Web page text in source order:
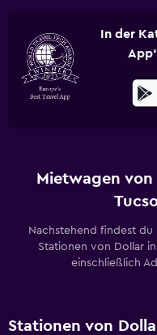
In der
Mietwagen
Nachstehend findest
Stationen von Dollar
einschließlich
Stationen von